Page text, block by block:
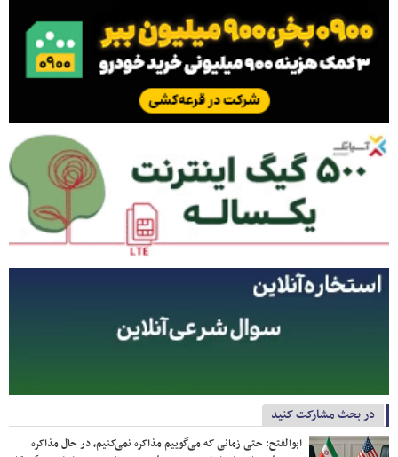
در بحث مشارکت کنید
ابوالفتح: حتی زمانی که می‌گوییم مذاکره نمی‌کنیم، در حال مذاکره